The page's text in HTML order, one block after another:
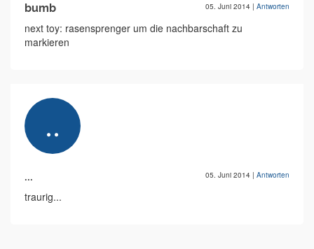
bumb 05. Juni 2014 | Antworten
next toy: rasensprenger um die nachbarschaft zu
markieren
... 05. Juni 2014 | Antworten
traurig...